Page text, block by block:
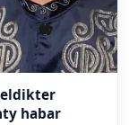
habar